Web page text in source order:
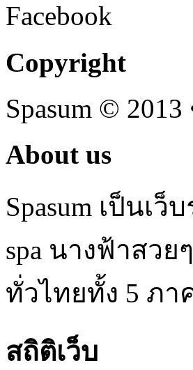
Facebook
Copyright
Spasum © 2013
About us
Spasum เป็นเว็
spa นางฟ้าสว
ทั่วไทยทั้ง 5 ภา
สถิติเว็บ